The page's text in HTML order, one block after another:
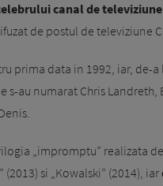
canal de
de postul de televiziune
prima data in 1992, iar, de-
s-au numarat Chris
„impromptu” realizata
si „Kowalski” (2014), iar